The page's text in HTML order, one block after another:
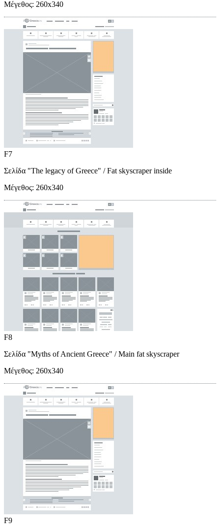
Μέγεθος: 260x340
F7
Σελίδα "The legacy of Greece" / Fat skyscraper inside
Μέγεθος: 260x340
F8
Σελίδα "Myths of Ancient Greece" / Main fat skyscraper
Μέγεθος: 260x340
F9